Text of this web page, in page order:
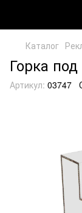
Каталог
Горка
Артикул: 03747